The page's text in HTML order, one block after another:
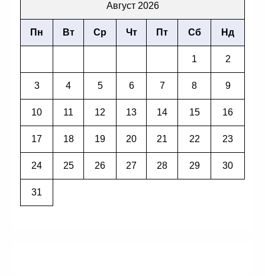
Август 2026
Пн Вт Ср Чт Пт Сб Нд
1 2
3 4 5 6 7 8 9
10 11 12 13 14 15 16
17 18 19 20 21 22 23
24 25 26 27 28 29 30
31